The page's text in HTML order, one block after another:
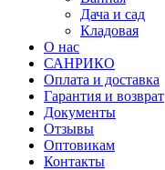
Дача и сад
Кладовая
О нас
САНРИКО
Оплата и доставка
Гарантия и возврат
Документы
Отзывы
Оптовикам
Контакты